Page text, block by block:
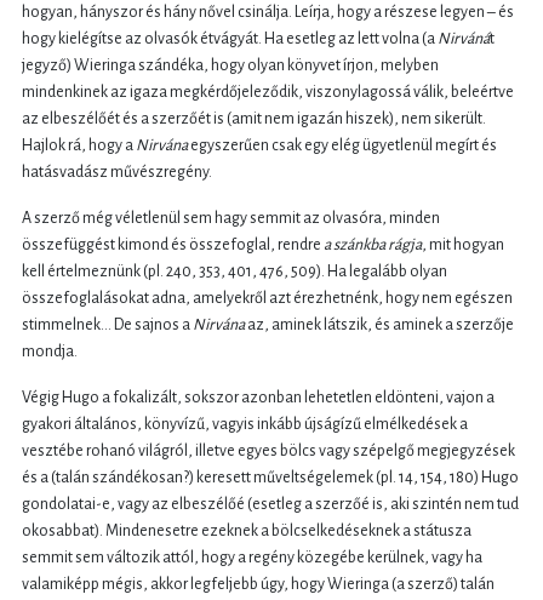
hogyan, hányszor és hány nővel csinálja. Leírja, hogy a részese legyen – és
hogy kielégítse az olvasók étvágyát. Ha esetleg az lett volna (a Nirvánát
jegyző) Wieringa szándéka, hogy olyan könyvet írjon, melyben
mindenkinek az igaza megkérdőjeleződik, viszonylagossá válik, beleértve
az elbeszélőét és a szerzőét is (amit nem igazán hiszek), nem sikerült.
Hajlok rá, hogy a Nirvánaegyszerűen csak egy elég ügyetlenül megírt és
hatásvadász művészregény.
A szerző még véletlenül sem hagy semmit az olvasóra, minden
összefüggést kimond és összefoglal, rendre a szánkba rágja, mit hogyan
kell értelmeznünk (pl. 240, 353, 401, 476, 509). Ha legalább olyan
összefoglalásokat adna, amelyekről azt érezhetnénk, hogy nem egészen
stimmelnek… De sajnos a Nirvánaaz, aminek látszik, és aminek a szerzője
mondja.
Végig Hugo a fokalizált, sokszor azonban lehetetlen eldönteni, vajon a
gyakori általános, könyvízű, vagyis inkább újságízű elmélkedések a
vesztébe rohanó világról, illetve egyes bölcs vagy szépelgő megjegyzések
és a (talán szándékosan?) keresett műveltségelemek (pl. 14, 154, 180) Hugo
gondolatai-e, vagy az elbeszélőé (esetleg a szerzőé is, aki szintén nem tud
okosabbat). Mindenesetre ezeknek a bölcselkedéseknek a státusza
semmit sem változik attól, hogy a regény közegébe kerülnek, vagy ha
valamiképp mégis, akkor legfeljebb úgy, hogy Wieringa (a szerző) talán